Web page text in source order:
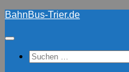
Zum
springen
BahnBus-Trier.de
Suchen
nach: